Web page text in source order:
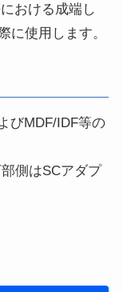
おける成端し
に使用します。
びMDF/IDF等の
側はSCアダプ